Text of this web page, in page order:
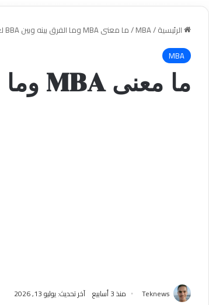
الرئيسية/
MBA
/ما معنى MBA وما الفرق بينه وبين BBA لعام 2027
MBA
ما معنى MBA وما الفرق بينه وبين BBA لعام 2027
Teknews منذ 3 أسابيع آخر تحديث: يوليو 13, 2026